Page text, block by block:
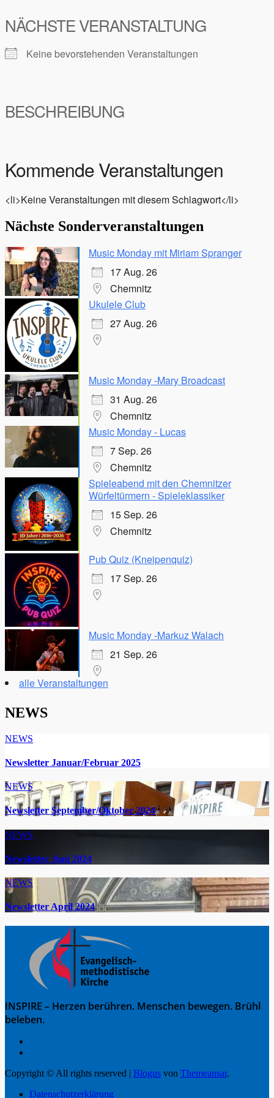
NÄCHSTE VERANSTALTUNG
Keine bevorstehenden Veranstaltungen
BESCHREIBUNG
Kommende Veranstaltungen
<li>Keine Veranstaltungen mit diesem Schlagwort</li>
Nächste Sonderveranstaltungen
Music Monday mit Miriam Spranger
17 Aug. 26
Chemnitz
Ukulele Club
27 Aug. 26
Music Monday -Mary Broadcast
31 Aug. 26
Chemnitz
Music Monday - Lucas
7 Sep. 26
Chemnitz
Spieleabend mit den Chemnitzer
Würfeltürmern - Spieleklassiker
15 Sep. 26
Chemnitz
Pub Quiz (Kneipenquiz)
17 Sep. 26
Music Monday -Markuz Walach
21 Sep. 26
alle Veranstaltungen
NEWS
NEWS
Newsletter Januar/Februar 2025
NEWS
Newsletter September/Oktober 2024
NEWS
Newsletter Juni 2024
NEWS
Newsletter April 2024
INSPIRE – Herzen berühren. Menschen bewegen. Brühl
beleben.
Copyright © All rights reserved | Blogus von Themeansar.
Datenschutzerklärung